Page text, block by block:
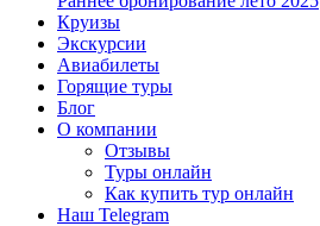
Круизы
Экскурсии
Авиабилеты
Горящие туры
Блог
О компании
Отзывы
Туры онлайн
Как купить тур онлайн
Наш Telegram